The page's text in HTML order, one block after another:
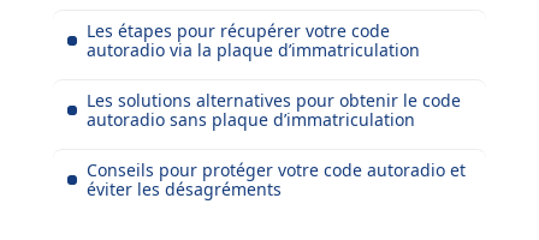
Les étapes pour récupérer votre code
autoradio via la plaque d’immatriculation
Les solutions alternatives pour obtenir le code
autoradio sans plaque d’immatriculation
Conseils pour protéger votre code autoradio et
éviter les désagréments